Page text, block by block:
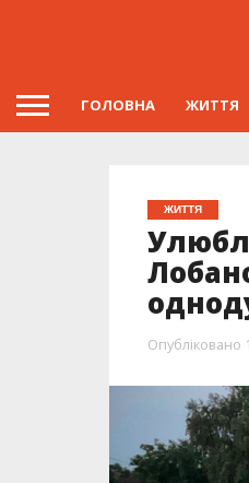
ГОЛОВНА ЖИТТЯ
ЖИТТЯ
Опубліковано